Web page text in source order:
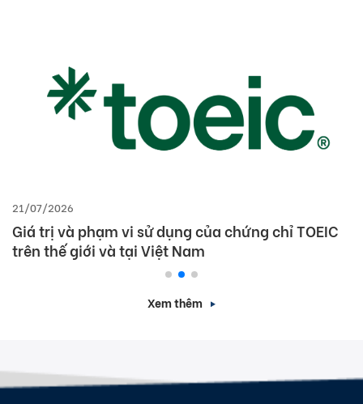
21/07/2026
Giá trị và phạm vi sử dụng của chứng chỉ TOEIC
trên thế giới và tại Việt Nam
Xem thêm